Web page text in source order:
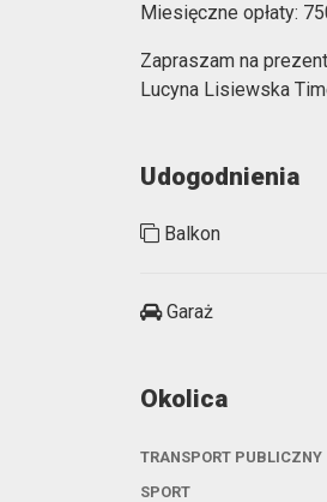
Miesięczne opłaty:
Zapraszam na
Lucyna Lisiewska
Udogodnienia
Balkon
Garaż
Okolica
TRANSPORT PUBLICZNY
SPORT